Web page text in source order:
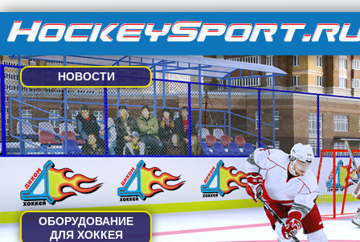
НОВОСТИ
ОБОРУДОВАНИЕ
ДЛЯ ХОККЕЯ